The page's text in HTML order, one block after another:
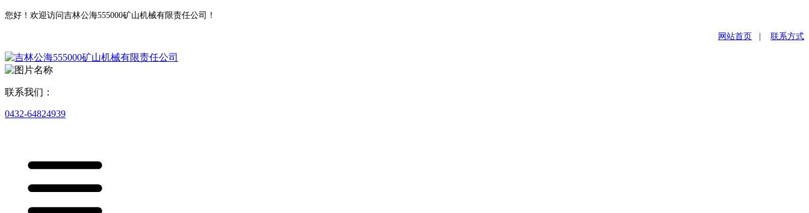
您好！欢迎访问吉林公海555000矿山机械有限责任公司！
网站首页 联系方式
联系我们：
0432-64824939